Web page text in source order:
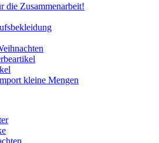
die Zusammenarbeit!
kleine Mengen